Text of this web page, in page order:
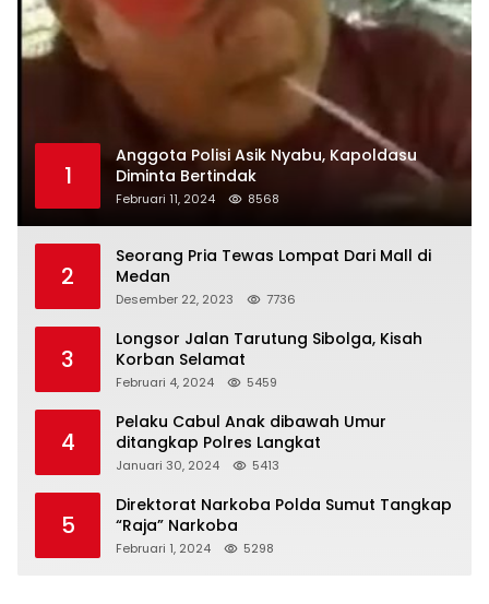
1
Anggota Polisi Asik Nyabu, Kapoldasu
Diminta Bertindak
Februari 11, 2024 8568
2
Seorang Pria Tewas Lompat Dari Mall di
Medan
Desember 22, 2023 7736
3
Longsor Jalan Tarutung Sibolga, Kisah
Korban Selamat
Februari 4, 2024 5459
4
Pelaku Cabul Anak dibawah Umur
ditangkap Polres Langkat
Januari 30, 2024 5413
5
Direktorat Narkoba Polda Sumut Tangkap
“Raja” Narkoba
Februari 1, 2024 5298